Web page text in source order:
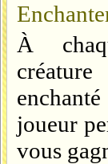
À
joueur
vous